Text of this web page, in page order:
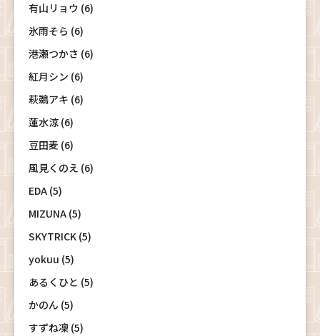
有山リョウ (6)
氷雨そら (6)
港瀬つかさ (6)
紅月シン (6)
萩鵜アキ (6)
蓮水涼 (6)
豆田麦 (6)
風見くのえ (6)
EDA (5)
MIZUNA (5)
SKYTRICK (5)
yokuu (5)
あるくひと (5)
かのん (5)
すずね凜 (5)